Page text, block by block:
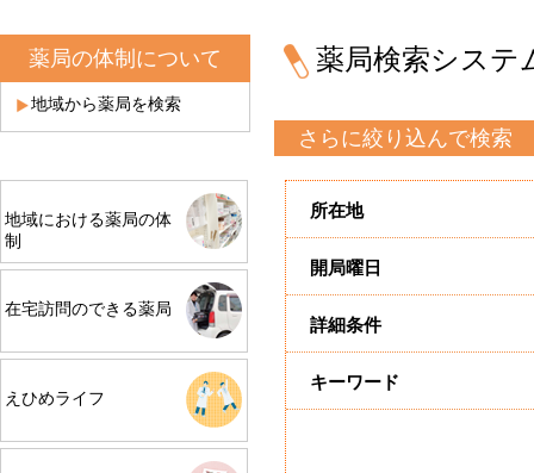
薬局の体制について
地域から薬局を検索
地域における薬局の体
制
在宅訪問のできる薬局
えひめライフ
薬局検索システ
さらに絞り込んで検索
所在地
開局曜日
詳細条件
キーワード